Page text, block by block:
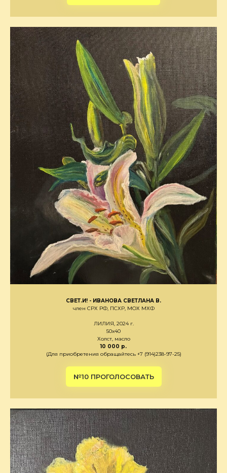
СВЕТ.И! - ИВАНОВА СВЕТЛАНА В.
член СРХ РФ, ПСХР, МОХ МХФ
ЛИЛИЯ, 2024 г.
50х40
Холст, масло
10 000 р.
(Для приобретения обращайтесь +7 (914)238-97-25)
№10 ПРОГОЛОСОВАТЬ